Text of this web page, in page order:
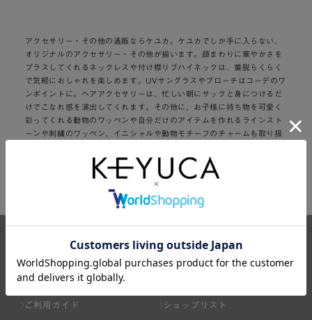
アクセサリー・その他の通販ならケユカ。ケユカでしか手に入らない、
オリジナルのアクセサリー・その他が揃います。顔まわりに華やかさを
プラスしてくれるネックレスや付け襟リブハイネックは、着脱らくらく
で気軽におしゃれを楽しめます。UVサングラスやブローチはコーデのワ
ンポイントに。ヘアアクセサリーは、忙しい朝にサックと身につけるだ
けでこなれ感を演出してくれます。その他に、お子様に持ち物を可愛く
彩ってくれる動物のワッペンや自分だけのアイテムを作れるラインスト
ーンや刺繍のワッペン、イニシャルや動物モチーフのチャームも取り扱
トにおすすめです。アクセサリー・その他はケユカでお求めください。
商品カテゴリから探す
ご利用ガイド ショップリスト